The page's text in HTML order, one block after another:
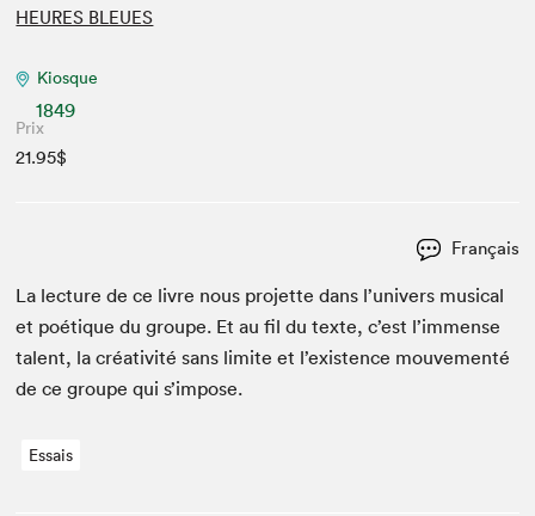
HEURES BLEUES
Kiosque
1849
Prix
21.95$
Français
La lec­ture de ce livre nous pro­jette dans l’univers musi­cal
et poé­tique du groupe. Et au fil du texte, c’est l’immense
tal­ent, la créa­tiv­ité sans lim­ite et l’existence mou­ve­men­té
de ce groupe qui s’impose.
Essais